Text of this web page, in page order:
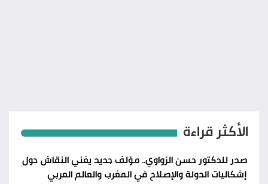
الأكثر قراءة
صدر للدكتور حسن الزواوي.. مؤلف جديد يغني النقاش حول
إشكاليات الدولة والإصلاح في المغرب والعالم العربي